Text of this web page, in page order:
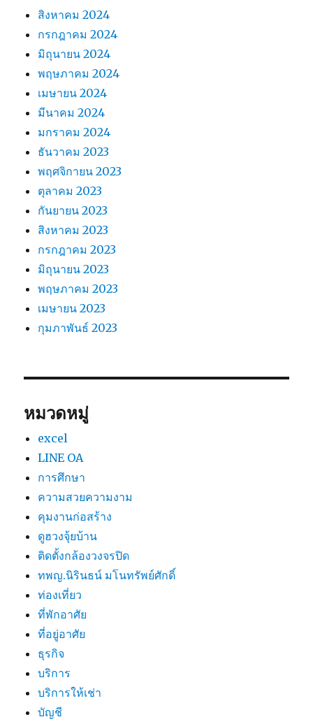
สิงหาคม 2024
กรกฎาคม 2024
มิถุนายน 2024
พฤษภาคม 2024
เมษายน 2024
มีนาคม 2024
มกราคม 2024
ธันวาคม 2023
พฤศจิกายน 2023
ตุลาคม 2023
กันยายน 2023
สิงหาคม 2023
กรกฎาคม 2023
มิถุนายน 2023
พฤษภาคม 2023
เมษายน 2023
กุมภาพันธ์ 2023
หมวดหมู่
excel
LINE OA
การศึกษา
ความสวยความงาม
คุมงานก่อสร้าง
ดูฮวงจุ้ยบ้าน
ติดตั้งกล้องวงจรปิด
ทพญ.นิรินธน์ มโนทรัพย์ศักดิ์
ท่องเที่ยว
ที่พักอาศัย
ที่อยู่อาศัย
ธุรกิจ
บริการ
บริการให้เช่า
บัญชี